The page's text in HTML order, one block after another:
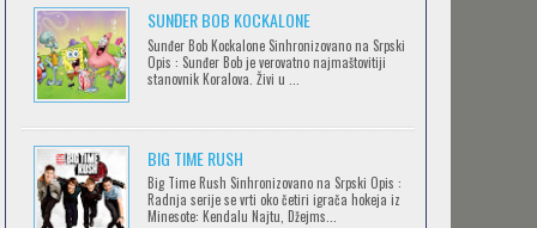
2.43: SEIIN HIGH SCHOOL BOYS
VOLLEYBALL TEAM
CLEAN FREAK! AOYAMA-KUN
SUNĐER BOB KOCKALONE
Sunđer Bob Kockalone Sinhronizovano na Srpski
Opis : Sunđer Bob je verovatno najmaštovitiji
stanovnik Koralova. Živi u ...
BIG TIME RUSH
Big Time Rush Sinhronizovano na Srpski Opis :
Radnja serije se vrti oko četiri igrača hokeja iz
Minesote: Kendalu Najtu, Džejms...